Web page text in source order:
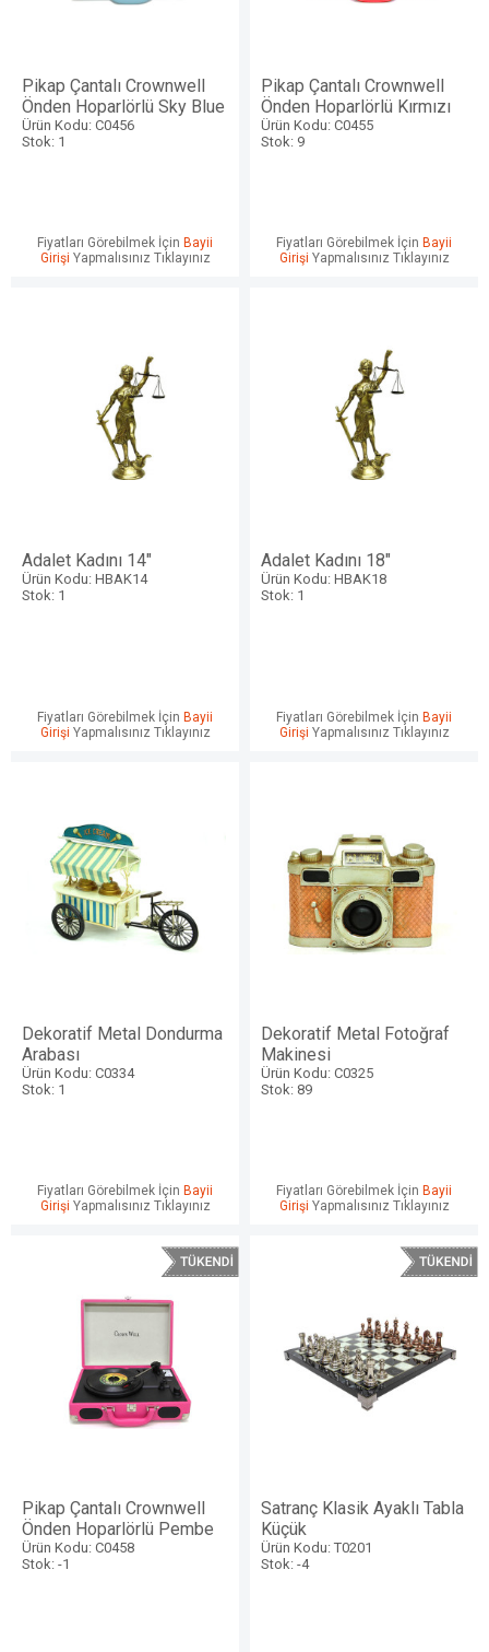
Pikap Çantalı Crownwell
Önden Hoparlörlü Sky Blue
Ürün Kodu: C0456
Stok: 1
Fiyatları Görebilmek İçin Bayii
Girişi Yapmalısınız Tıklayınız
Pikap Çantalı Crownwell
Önden Hoparlörlü Kırmızı
Ürün Kodu: C0455
Stok: 9
Fiyatları Görebilmek İçin Bayii
Girişi Yapmalısınız Tıklayınız
Adalet Kadını 14"
Ürün Kodu: HBAK14
Stok: 1
Fiyatları Görebilmek İçin Bayii
Girişi Yapmalısınız Tıklayınız
Adalet Kadını 18"
Ürün Kodu: HBAK18
Stok: 1
Fiyatları Görebilmek İçin Bayii
Girişi Yapmalısınız Tıklayınız
Dekoratif Metal Dondurma
Arabası
Ürün Kodu: C0334
Stok: 1
Fiyatları Görebilmek İçin Bayii
Girişi Yapmalısınız Tıklayınız
Dekoratif Metal Fotoğraf
Makinesi
Ürün Kodu: C0325
Stok: 89
Fiyatları Görebilmek İçin Bayii
Girişi Yapmalısınız Tıklayınız
Pikap Çantalı Crownwell
Önden Hoparlörlü Pembe
Ürün Kodu: C0458
Stok: -1
Satranç Klasik Ayaklı Tabla
Küçük
Ürün Kodu: T0201
Stok: -4